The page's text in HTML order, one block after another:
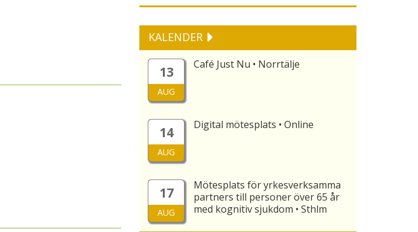
KALENDER
13
AUG
Café Just Nu • Norrtälje
14
AUG
Digital mötesplats • Online
17
AUG
Mötesplats för yrkesverksamma
partners till personer över 65 år
med kognitiv sjukdom • Sthlm